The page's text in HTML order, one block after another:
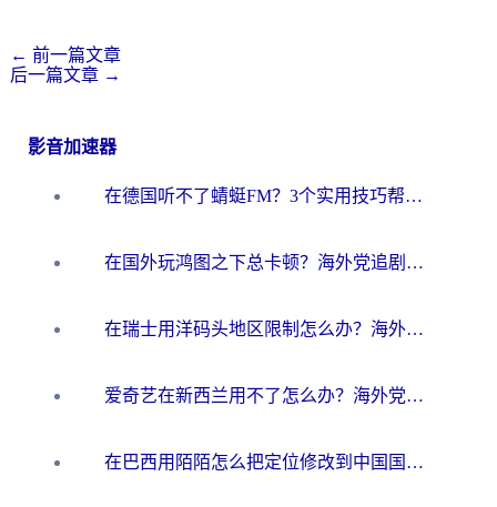
← 前一篇文章
后一篇文章 →
影音加速器
在德国听不了蜻蜓FM？3个实用技巧帮你解锁国内影音自由
在国外玩鸿图之下总卡顿？海外党追剧听歌的3个实用解决方案
在瑞士用洋码头地区限制怎么办？海外华人必看的回国加速全攻略
爱奇艺在新西兰用不了怎么办？海外党亲测有效的回国加速方案
在巴西用陌陌怎么把定位修改到中国国内？海外党必看的回国加速全攻略